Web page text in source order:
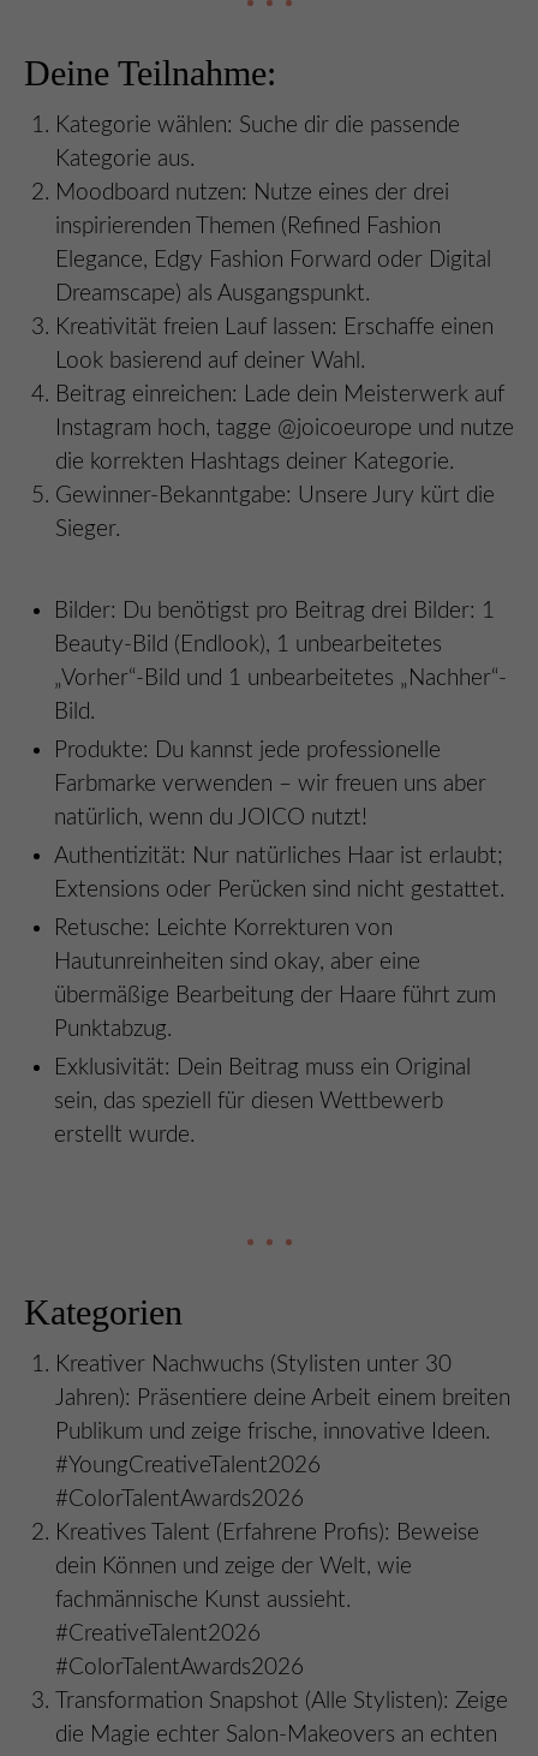
Deine Teilnahme:
Kategorie wählen: Suche dir die passende
Kategorie aus.
Moodboard nutzen: Nutze eines der drei
inspirierenden Themen (Refined Fashion
Elegance, Edgy Fashion Forward oder Digital
Dreamscape) als Ausgangspunkt.
Kreativität freien Lauf lassen: Erschaffe einen
Look basierend auf deiner Wahl.
Beitrag einreichen: Lade dein Meisterwerk auf
Instagram hoch, tagge @joicoeurope und nutze
die korrekten Hashtags deiner Kategorie.
Gewinner-Bekanntgabe: Unsere Jury kürt die
Sieger.
Bilder: Du benötigst pro Beitrag drei Bilder: 1
Beauty-Bild (Endlook), 1 unbearbeitetes
„Vorher“-Bild und 1 unbearbeitetes „Nachher“-
Bild.
Produkte: Du kannst jede professionelle
Farbmarke verwenden – wir freuen uns aber
natürlich, wenn du JOICO nutzt!
Authentizität: Nur natürliches Haar ist erlaubt;
Extensions oder Perücken sind nicht gestattet.
Retusche: Leichte Korrekturen von
Hautunreinheiten sind okay, aber eine
übermäßige Bearbeitung der Haare führt zum
Punktabzug.
Exklusivität: Dein Beitrag muss ein Original
sein, das speziell für diesen Wettbewerb
erstellt wurde.
Kategorien
Kreativer Nachwuchs (Stylisten unter 30
Jahren): Präsentiere deine Arbeit einem breiten
Publikum und zeige frische, innovative Ideen.
#YoungCreativeTalent2026
#ColorTalentAwards2026
Kreatives Talent (Erfahrene Profis): Beweise
dein Können und zeige der Welt, wie
fachmännische Kunst aussieht.
#CreativeTalent2026
#ColorTalentAwards2026
Transformation Snapshot (Alle Stylisten): Zeige
die Magie echter Salon-Makeovers an echten